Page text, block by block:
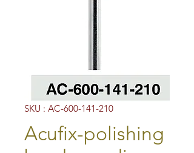
SKU : AC-600-141-210
Acufix-polishing